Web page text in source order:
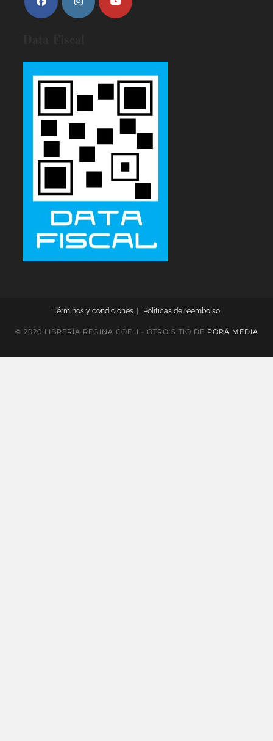
Términos y condiciones Políticas de reembolso
© 2020 LIBRERÍA REGINA COELI - OTRO SITIO DE PORÁ MEDIA